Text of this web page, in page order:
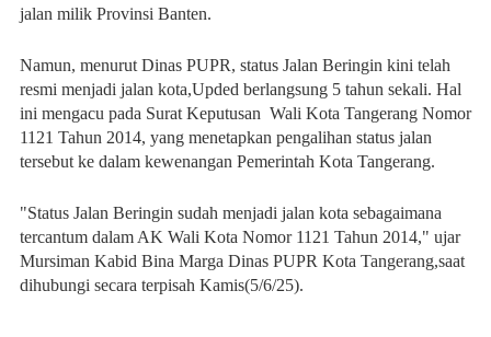
jalan milik Provinsi Banten.
Namun, menurut Dinas PUPR, status Jalan Beringin kini telah
resmi menjadi jalan kota,Upded berlangsung 5 tahun sekali. Hal
ini mengacu pada Surat Keputusan Wali Kota Tangerang Nomor
1121 Tahun 2014, yang menetapkan pengalihan status jalan
tersebut ke dalam kewenangan Pemerintah Kota Tangerang.
"Status Jalan Beringin sudah menjadi jalan kota sebagaimana
tercantum dalam AK Wali Kota Nomor 1121 Tahun 2014," ujar
Mursiman Kabid Bina Marga Dinas PUPR Kota Tangerang,saat
dihubungi secara terpisah Kamis(5/6/25).